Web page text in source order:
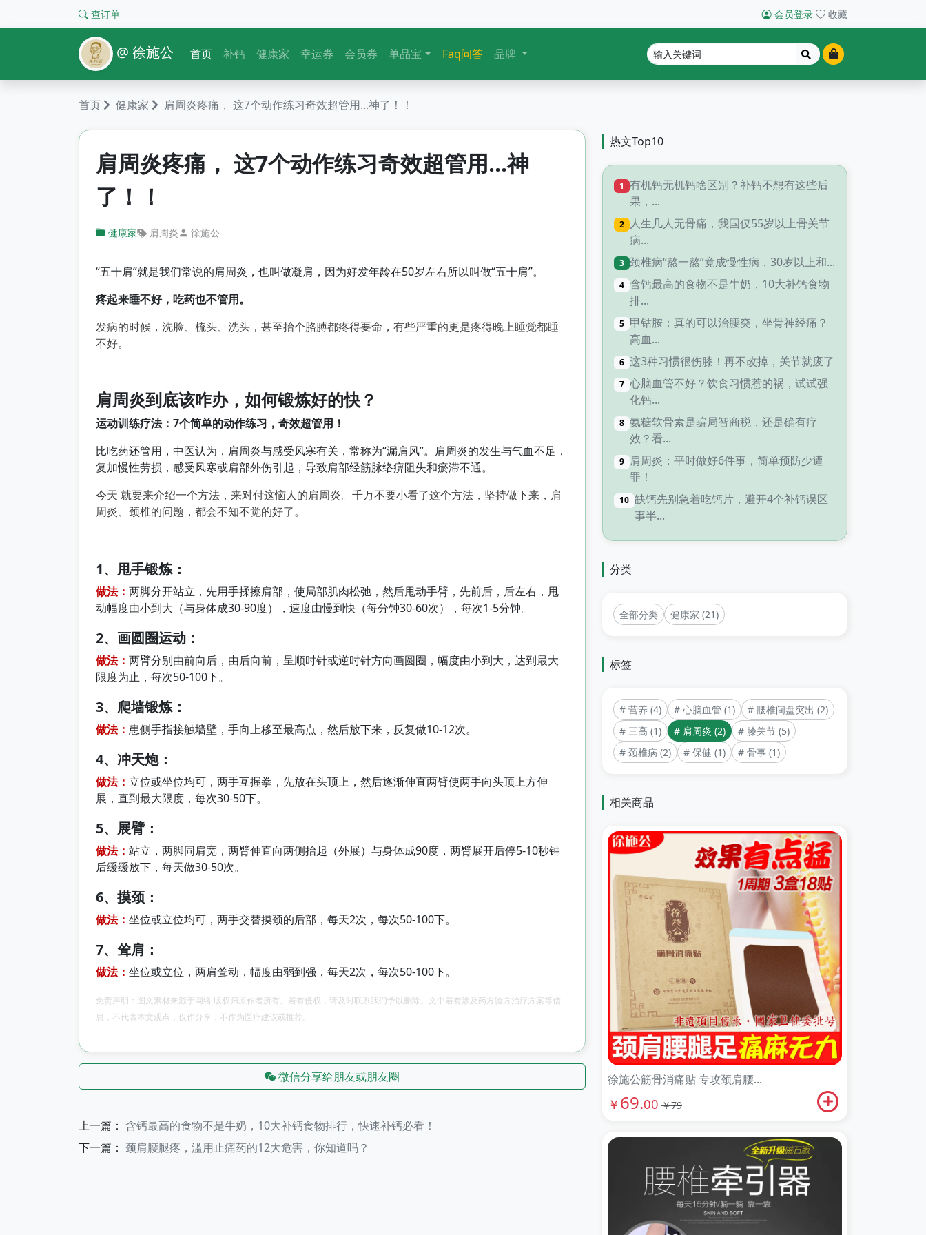
查订单 会员登录 收藏
@ 徐施公 首页 补钙 健康家 幸运券 会员券 单品宝 Faq问答 品牌
首页 健康家 肩周炎疼痛， 这7个动作练习奇效超管用...神了！！
肩周炎疼痛， 这7个动作练习奇效超管用...神
了！！
健康家 肩周炎 徐施公
“五十肩”就是我们常说的肩周炎，也叫做凝肩，因为好发年龄在50岁左右所以叫做“五十肩”。
疼起来睡不好，吃药也不管用。
发病的时候，洗脸、梳头、洗头，甚至抬个胳膊都疼得要命，有些严重的更是疼得晚上睡觉都睡
不好。
肩周炎到底该咋办，如何锻炼好的快？
运动训练疗法：7个简单的动作练习，奇效超管用！
比吃药还管用，中医认为，肩周炎与感受风寒有关，常称为“漏肩风”。肩周炎的发生与气血不足，
复加慢性劳损，感受风寒或肩部外伤引起，导致肩部经筋脉络痹阻失和瘀滞不通。
今天 就要来介绍一个方法，来对付这恼人的肩周炎。千万不要小看了这个方法，坚持做下来，肩
周炎、颈椎的问题，都会不知不觉的好了。
1、甩手锻炼：
做法： 两脚分开站立，先用手揉擦肩部，使局部肌肉松弛，然后甩动手臂，先前后，后左右，甩
动幅度由小到大（与身体成30-90度），速度由慢到快（每分钟30-60次），每次1-5分钟。
2、画圆圈运动：
做法： 两臂分别由前向后，由后向前，呈顺时针或逆时针方向画圆圈，幅度由小到大，达到最大
限度为止，每次50-100下。
3、爬墙锻炼：
做法： 患侧手指接触墙壁，手向上移至最高点，然后放下来，反复做10-12次。
4、冲天炮：
做法： 立位或坐位均可，两手互握拳，先放在头顶上，然后逐渐伸直两臂使两手向头顶上方伸
展，直到最大限度，每次30-50下。
5、展臂：
做法： 站立，两脚同肩宽，两臂伸直向两侧抬起（外展）与身体成90度，两臂展开后停5-10秒钟
后缓缓放下，每天做30-50次。
6、摸颈：
做法： 坐位或立位均可，两手交替摸颈的后部，每天2次，每次50-100下。
7、耸肩：
做法： 坐位或立位，两肩耸动，幅度由弱到强，每天2次，每次50-100下。
免责声明：图文素材来源于网络 版权归原作者所有。若有侵权，请及时联系我们予以删除。文中若有涉及药方验方治疗方案等信
息，不代表本文观点，仅作分享，不作为医疗建议或推荐。
微信分享给朋友或朋友圈
上一篇： 含钙最高的食物不是牛奶，10大补钙食物排行，快速补钙必看！
下一篇： 颈肩腰腿疼，滥用止痛药的12大危害，你知道吗？
热文Top10
1 有机钙无机钙啥区别？补钙不想有这些后
果，...
2 人生几人无骨痛，我国仅55岁以上骨关节
病...
3 颈椎病“熬一熬”竟成慢性病，30岁以上和...
4 含钙最高的食物不是牛奶，10大补钙食物
排...
5 甲钴胺：真的可以治腰突，坐骨神经痛？
高血...
6 这3种习惯很伤膝！再不改掉，关节就废了
7 心脑血管不好？饮食习惯惹的祸，试试强
化钙...
8 氨糖软骨素是骗局智商税，还是确有疗
效？看...
9 肩周炎：平时做好6件事，简单预防少遭
罪！
10 缺钙先别急着吃钙片，避开4个补钙误区
事半...
分类
全部分类 健康家 (21)
标签
# 营养 (4) # 心脑血管 (1)
# 腰椎间盘突出 (2)
# 三高 (1)
# 肩周炎 (2)
# 膝关节 (5)
# 颈椎病 (2)
# 保健 (1) # 骨事 (1)
相关商品
徐施公筋骨消痛贴 专攻颈肩腰...
￥ 69.00 ￥79